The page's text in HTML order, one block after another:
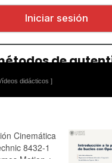
didácticos ]
Cinemática
8432-1
Motion ¿